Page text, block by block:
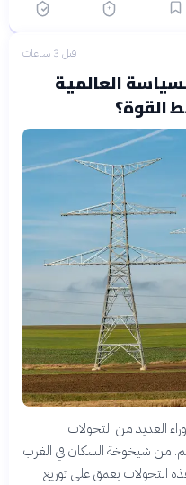
قبل 3 ساعات
العالمية
القوة؟
العديد من التحولات
من شيخوخة السكان في الغرب
هذه التحولات بعمق على توزيع